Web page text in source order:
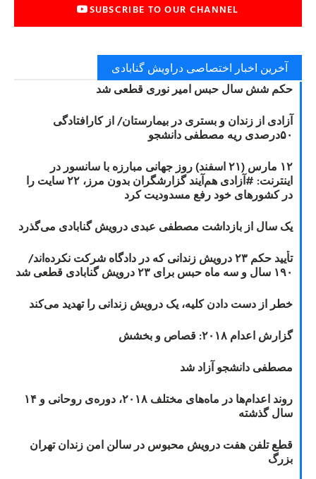
SUBSCRIBE TO OUR CHANNEL
آخرین اخبار اختصاصی دراویش گنابادی
حکم شش سال حبس امیر نوری قطعی شد
آزادی از زندان و بستری در بیمارستان/ از کارافتادگی
۵۰درصدی ریه مصطفی دانشجو
۱۲ مارس (۲۱ اسفند) روز جهانی مبارزه با سانسور در
اینترنت: #آزادی هم‌آیند گزارشگران‌ بدون مرز، ۲۲ سایت را
در کشورهای خود رفع مسدودیت کرد
یک سال از بازداشت مصطفی عبدی درویش گنابادی می‌گذرد
تأیید حکم ۲۳ درویش زندانی که در دادگاه شرکت نکرده‌اند/
۱۹۰ سال و سه ماه حبس برای ۲۳ درویش گنابادی قطعی شد
خطر از دست دادن کلیه، یک درویش زندانی را تهدید می‌کند
گزارش اعدام ۲۰۱۸: قصاص و بخشش
مصطفی دانشجو آزاد شد
روند اعدام‌ها در ماه‌های مختلف ۲۰۱۸، دوره‌ی روحانی و ۱۴
سال گذشته
قطع تلفن هفت درویش محبوس در سالن امن زندان تهران
بزرگ